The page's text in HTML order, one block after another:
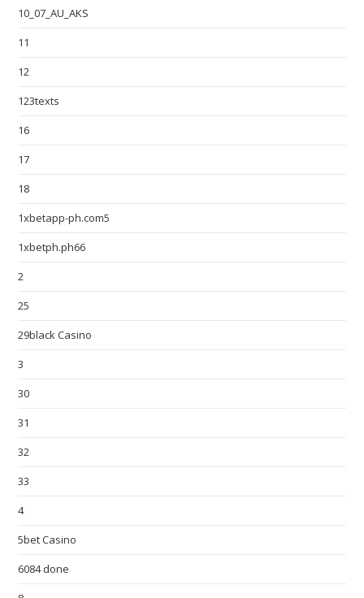
10_07_AU_AKS
11
12
123texts
16
17
18
1xbetapp-ph.com5
1xbetph.ph66
2
25
29black Casino
3
30
31
32
33
4
5bet Casino
6084 done